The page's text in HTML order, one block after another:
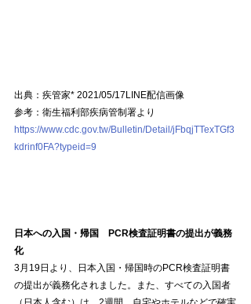
出典：疾管家* 2021/05/17LINE配信画像
参考：衛生福利部疾病管制署より
https://www.cdc.gov.tw/Bulletin/Detail/jFbqjTTexTGf3
kdrinf0FA?typeid=9
日本への入国・帰国　PCR検査証明書の提出が義務
化
3月19日より、日本入国・帰国時のPCR検査証明書
の提出が義務化されました。また、すべての入国者